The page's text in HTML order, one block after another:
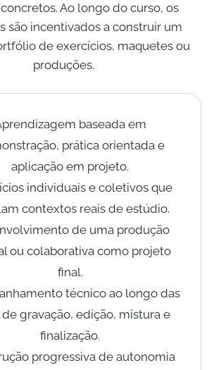
Ao longo do curso, os
são incentivados a construir um
de exercícios, maquetes ou
produções.
baseada em
prática orientada e
aplicação em projeto.
individuais e coletivos que
contextos reais de estúdio.
de uma produção
ou colaborativa como projeto
final.
técnico ao longo das
de gravação, edição, mistura e
finalização.
progressiva de autonomia